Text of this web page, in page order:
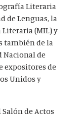
Literaria
de Lenguas, la
(MIL) y
también de la
Nacional de
expositores de
Unidos y
de Actos